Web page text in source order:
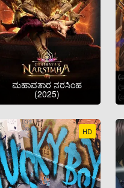
ಮಹಾವತಾರ ನರಸಿಂಹ
(2025)
HD